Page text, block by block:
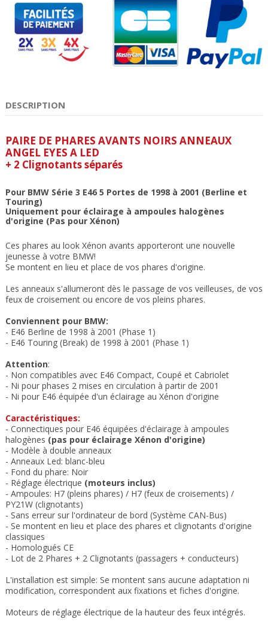
DESCRIPTION
PAIRE DE PHARES AVANTS NOIRS ANNEAUX
ANGEL EYES A LED
+ 2 Clignotants séparés
Pour BMW Série 3 E46 5 Portes de 1998 à 2001 (Berline et
Touring)
Uniquement pour éclairage à ampoules halogènes
d'origine (Pas pour Xénon)
Ces phares au look Xénon avants apporteront une nouvelle
jeunesse à votre BMW!
Se montent en lieu et place de vos phares d'origine.
Les anneaux s'allumeront dès le passage de vos veilleuses, de vos
feux de croisement ou encore de vos pleins phares.
Conviennent pour BMW:
- E46 Berline de 1998 à 2001 (Phase 1)
- E46 Touring (Break) de 1998 à 2001 (Phase 1)
Attention:
- Non compatibles avec E46 Compact, Coupé et Cabriolet
- Ni pour phases 2 mises en circulation à partir de 2001
- Ni pour E46 équipée d'un éclairage au Xénon d'origine
Caractéristiques:
- Connectiques pour E46 équipées d'éclairage à ampoules
halogènes (pas pour éclairage Xénon d'origine)
- Modèle à double anneaux
- Anneaux Led: blanc-bleu
- Fond du phare: Noir
- Réglage électrique (moteurs inclus)
- Ampoules: H7 (pleins phares) / H7 (feux de croisements) /
PY21W (clignotants)
- Sans erreur sur l'ordinateur de bord (Système CAN-Bus)
- Se montent en lieu et place des phares et clignotants d'origine
classiques
- Homologués CE
- Lot de 2 Phares + 2 Clignotants (passagers + conducteurs)
L'installation est simple: Se montent sans aucune adaptation ni
modification, correspondent aux fixations et fiches d'origine.
Moteurs de réglage électrique de la hauteur des feux intégrés.